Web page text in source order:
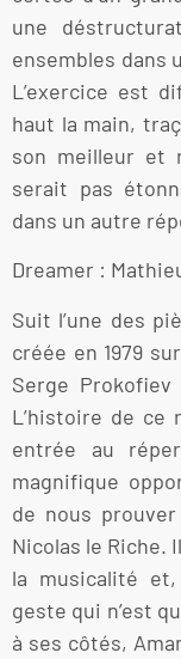
une
ensembles dans
L’exercice est
haut la main,
son meilleur et
serait pas
dans un autre
Dreamer :
Suit l’une des
créée en 1979
Serge
L’histoire de ce
entrée au
magnifique
de nous
Nicolas le Riche.
la musicalité
geste qui n’est
à ses côtés,